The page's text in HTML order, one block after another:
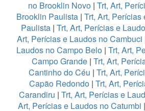
no Brooklin Novo| Trt, Art,
Brooklin Paulista | Trt, Art,
Paulista| Trt, Art, Perícias e
Art, Perícias e Laudos no Cambuci
Laudos no Campo Belo | Trt, Art,
Campo Grande| Trt, Art,
Cantinho do Céu | Trt, Art,
Capão Redondo | Trt, Art,
Carandiru | Trt, Art, Perícias e
Art, Perícias e Laudos no Catumbi |